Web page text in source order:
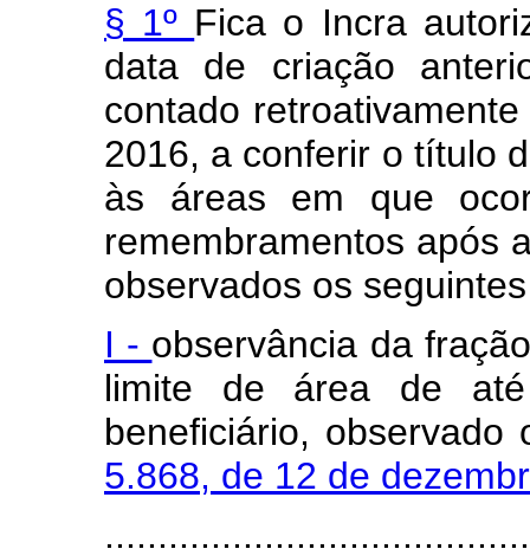
§ 1º Fica o Incra
data de criação
contado
2016, a conferir o título
às áreas em que
remembramentos após
observados os
I - observância da
limite de área de
beneficiário,
5.868, de 12 de